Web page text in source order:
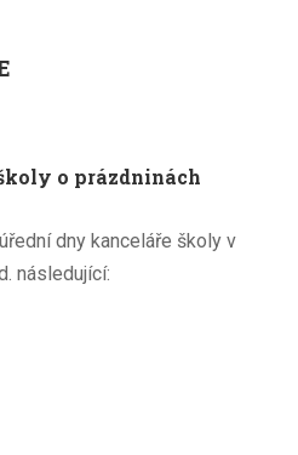
o prázdninách
dny kanceláře školy v
následující: